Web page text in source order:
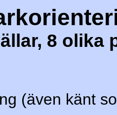
8 olika
(även känt